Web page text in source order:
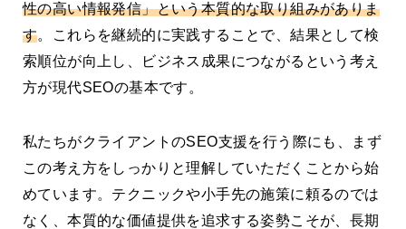
性の高い情報発信」という本質的な取り組みがありま
す。これらを継続的に実践することで、結果として検
索順位が向上し、ビジネス成果につながるという考え
方が現代SEOの基本です。
私たちがクライアントのSEO支援を行う際にも、まず
この考え方をしっかりと理解していただくことから始
めています。テクニックや小手先の施策に頼るのでは
なく、本質的な価値提供を追求する姿勢こそが、長期